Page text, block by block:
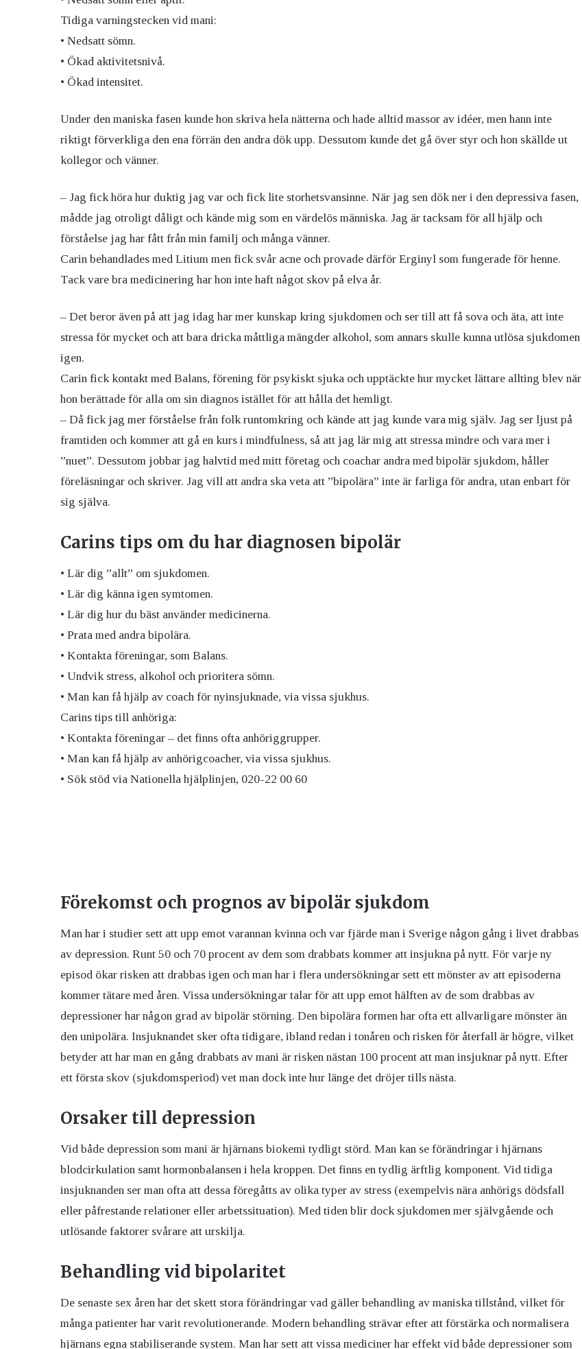
Tidiga varningstecken vid mani:
• Nedsatt sömn.
• Ökad aktivitetsnivå.
• Ökad intensitet.
Under den maniska fasen kunde hon skriva hela nätterna och hade alltid massor av idéer, men hann inte
riktigt förverkliga den ena förrän den andra dök upp. Dessutom kunde det gå över styr och hon skällde ut
kollegor och vänner.
– Jag fick höra hur duktig jag var och fick lite storhetsvansinne. När jag sen dök ner i den depressiva fasen,
mådde jag otroligt dåligt och kände mig som en värdelös människa. Jag är tacksam för all hjälp och
förståelse jag har fått från min familj och många vänner.
Carin behandlades med Litium men fick svår acne och provade därför Erginyl som fungerade för henne.
Tack vare bra medicinering har hon inte haft något skov på elva år.
– Det beror även på att jag idag har mer kunskap kring sjukdomen och ser till att få sova och äta, att inte
stressa för mycket och att bara dricka måttliga mängder alkohol, som annars skulle kunna utlösa sjukdomen
igen.
Carin fick kontakt med Balans, förening för psykiskt sjuka och upptäckte hur mycket lättare allting blev när
hon berättade för alla om sin diagnos istället för att hålla det hemligt.
– Då fick jag mer förståelse från folk runtomkring och kände att jag kunde vara mig själv. Jag ser ljust på
framtiden och kommer att gå en kurs i mindfulness, så att jag lär mig att stressa mindre och vara mer i
”nuet”. Dessutom jobbar jag halvtid med mitt företag och coachar andra med bipolär sjukdom, håller
föreläsningar och skriver. Jag vill att andra ska veta att ”bipolära” inte är farliga för andra, utan enbart för
sig själva.
Carins tips om du har diagnosen bipolär
• Lär dig ”allt” om sjukdomen.
• Lär dig känna igen symtomen.
• Lär dig hur du bäst använder medicinerna.
• Prata med andra bipolära.
• Kontakta föreningar, som Balans.
• Undvik stress, alkohol och prioritera sömn.
• Man kan få hjälp av coach för nyinsjuknade, via vissa sjukhus.
Carins tips till anhöriga:
• Kontakta föreningar – det finns ofta anhöriggrupper.
• Man kan få hjälp av anhörigcoacher, via vissa sjukhus.
• Sök stöd via Nationella hjälplinjen, 020-22 00 60
Förekomst och prognos av bipolär sjukdom
Man har i studier sett att upp emot varannan kvinna och var fjärde man i Sverige någon gång i livet drabbas
av depression. Runt 50 och 70 procent av dem som drabbats kommer att insjukna på nytt. För varje ny
episod ökar risken att drabbas igen och man har i flera undersökningar sett ett mönster av att episoderna
kommer tätare med åren. Vissa undersökningar talar för att upp emot hälften av de som drabbas av
depressioner har någon grad av bipolär störning. Den bipolära formen har ofta ett allvarligare mönster än
den unipolära. Insjuknandet sker ofta tidigare, ibland redan i tonåren och risken för återfall är högre, vilket
betyder att har man en gång drabbats av mani är risken nästan 100 procent att man insjuknar på nytt. Efter
ett första skov (sjukdomsperiod) vet man dock inte hur länge det dröjer tills nästa.
Orsaker till depression
Vid både depression som mani är hjärnans biokemi tydligt störd. Man kan se förändringar i hjärnans
blodcirkulation samt hormonbalansen i hela kroppen. Det finns en tydlig ärftlig komponent. Vid tidiga
insjuknanden ser man ofta att dessa föregåtts av olika typer av stress (exempelvis nära anhörigs dödsfall
eller påfrestande relationer eller arbetssituation). Med tiden blir dock sjukdomen mer självgående och
utlösande faktorer svårare att urskilja.
Behandling vid bipolaritet
De senaste sex åren har det skett stora förändringar vad gäller behandling av maniska tillstånd, vilket för
många patienter har varit revolutionerande. Modern behandling strävar efter att förstärka och normalisera
hjärnans egna stabiliserande system. Man har sett att vissa mediciner har effekt vid både depressioner som